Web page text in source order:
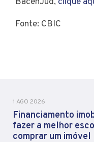
Fonte: CBIC
1 AGO 2026
Financiamento
fazer a melhor
comprar um imóvel